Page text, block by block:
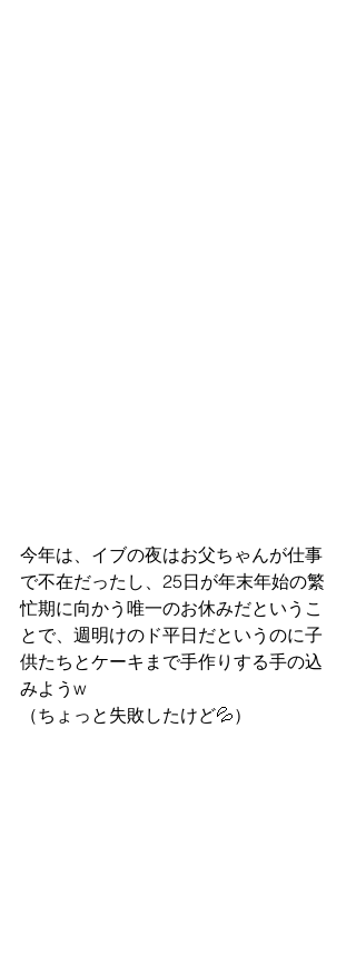
今年は、イブの夜はお父ちゃんが仕事
で不在だったし、25日が年末年始の繁
忙期に向かう唯一のお休みだというこ
とで、週明けのド平日だというのに子
供たちとケーキまで手作りする手の込
みようw
（ちょっと失敗したけど💦）